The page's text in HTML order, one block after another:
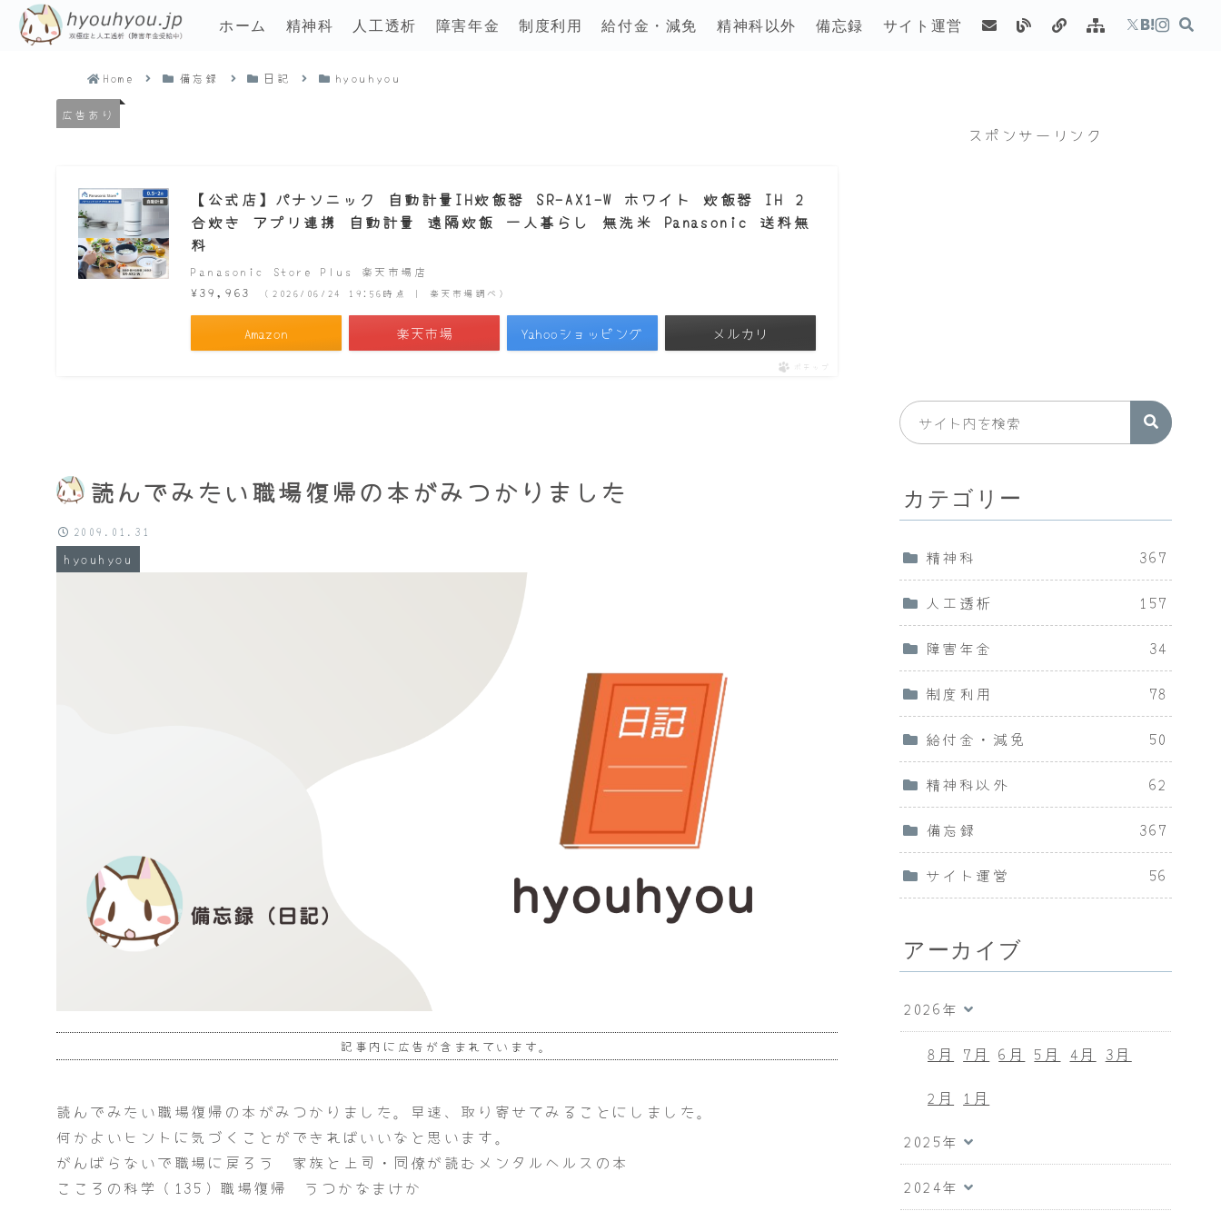
ホーム 精神科 人工透析 障害年金 制度利用 給付金・減免 精神科以外 備忘録 サイト運営
Home 備忘録 日記 hyouhyou
広告あり
読んでみたい職場復帰の本がみつかりました
hyouhyou
2009.01.31
記事内に広告が含まれています。
【公式店】パナソニック 自動計量IH炊飯器 SR-AX1-W ホワイト 炊飯器 IH 2
合炊き アプリ連携 自動計量 遠隔炊飯 一人暮らし 無洗米 Panasonic 送料無
料
Panasonic Store Plus 楽天市場店
¥39,963 （2026/06/24 19:56時点 | 楽天市場調べ）
Amazon 楽天市場 Yahooショッピング メルカリ
ポチップ
読んでみたい職場復帰の本がみつかりました。早速、取り寄せてみることにしました。
何かよいヒントに気づくことができればいいなと思います。
がんばらないで職場に戻ろう 家族と上司・同僚が読むメンタルヘルスの本
こころの科学（135）職場復帰 うつかなまけか
スポンサーリンク
カテゴリー
精神科 367
人工透析 157
障害年金 34
制度利用 78
給付金・減免 50
精神科以外 62
備忘録 367
サイト運営 56
アーカイブ
2026年
8月 7月 6月 5月 4月
3月
2月
1月
2025年
2024年